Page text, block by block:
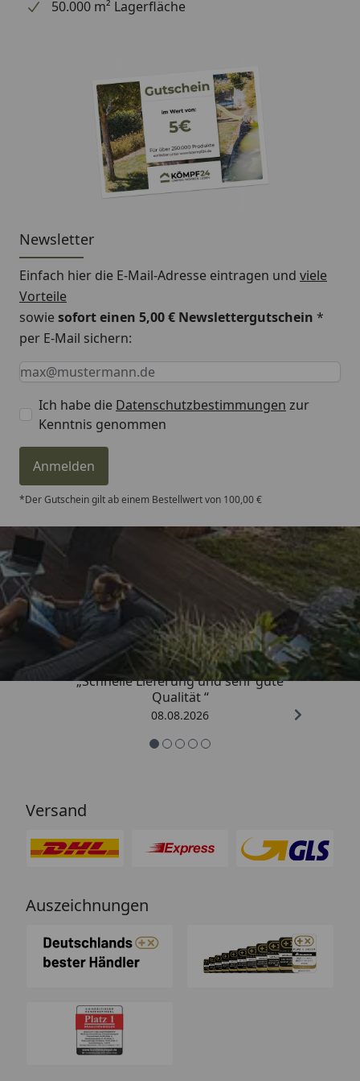
50.000 m² Lagerfläche
Newsletter
Einfach hier die E-Mail-Adresse eintragen und viele
Vorteile
sowiesofort einen 5,00 € Newslettergutschein *
per E-Mail sichern:
Keine Eingabe erforderlich
Eingabe erforderlich
E-Mail *
Ich habe die Datenschutzbestimmungen zur
Kenntnis genommen
Anmelden
*Der Gutschein gilt ab einem Bestellwert von 100,00 €
Trusted Shops
4,81/ 5
„Schnelle Lieferung und sehr gute
Qualität “
08.08.2026
Versand
Auszeichnungen